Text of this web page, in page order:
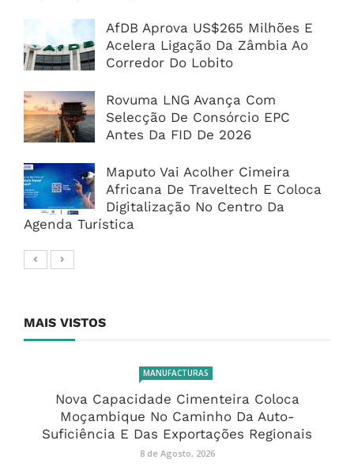
AfDB Aprova US$265 Milhões E
Acelera Ligação Da Zâmbia Ao
Corredor Do Lobito
Rovuma LNG Avança Com
Selecção De Consórcio EPC
Antes Da FID De 2026
Maputo Vai Acolher Cimeira
Africana De Traveltech E Coloca
Digitalização No Centro Da
Agenda Turística
MAIS VISTOS
MANUFACTURAS
Nova Capacidade Cimenteira Coloca
Moçambique No Caminho Da Auto-
Suficiência E Das Exportações Regionais
8 de Agosto, 2026